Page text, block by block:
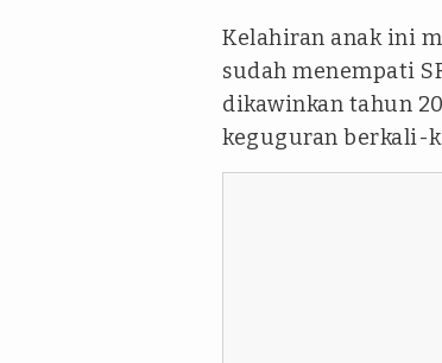
Kelahiran anak ini
sudah menempati
dikawinkan tahun
keguguran berkali-